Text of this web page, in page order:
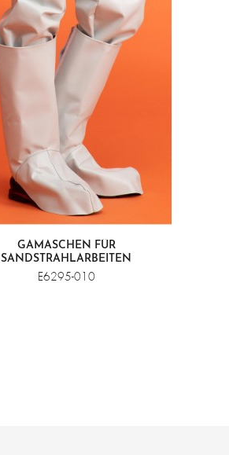
GAMASCHEN FÜR
SANDSTRAHLARBEITEN
E6295-010